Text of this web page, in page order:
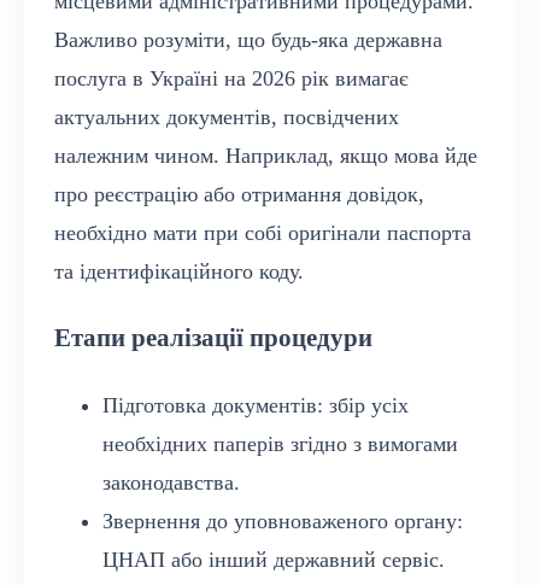
Важливо розуміти, що будь-яка державна
послуга в Україні на 2026 рік вимагає
актуальних документів, посвідчених
належним чином. Наприклад, якщо мова йде
про реєстрацію або отримання довідок,
необхідно мати при собі оригінали паспорта
та ідентифікаційного коду.
Етапи реалізації процедури
Підготовка документів: збір усіх
необхідних паперів згідно з вимогами
законодавства.
Звернення до уповноваженого органу:
ЦНАП або інший державний сервіс.